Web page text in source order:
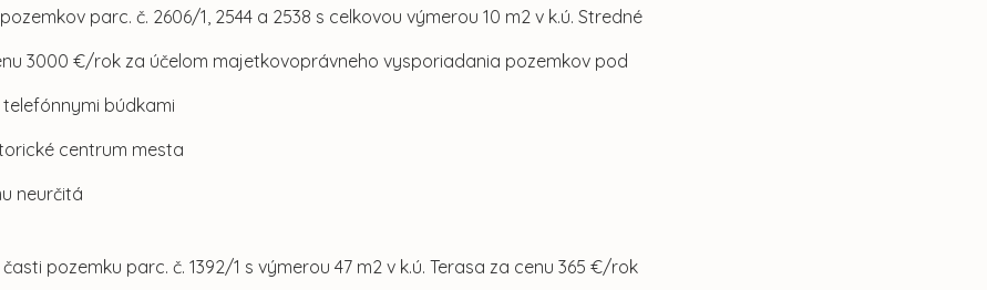
parc. č. 2606/1, 2544 a 2538 s celkovou výmerou 10 m2 v k.ú. Stredné
3000 €/rok za účelom majetkovoprávneho vysporiadania pozemkov pod
búdkami
centrum mesta
neurčitá
pozemku parc. č. 1392/1 s výmerou 47 m2 v k.ú. Terasa za cenu 365 €/rok